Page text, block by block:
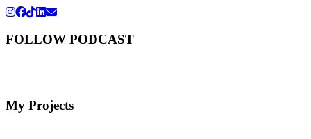
FOLLOW PODCAST
My Projects